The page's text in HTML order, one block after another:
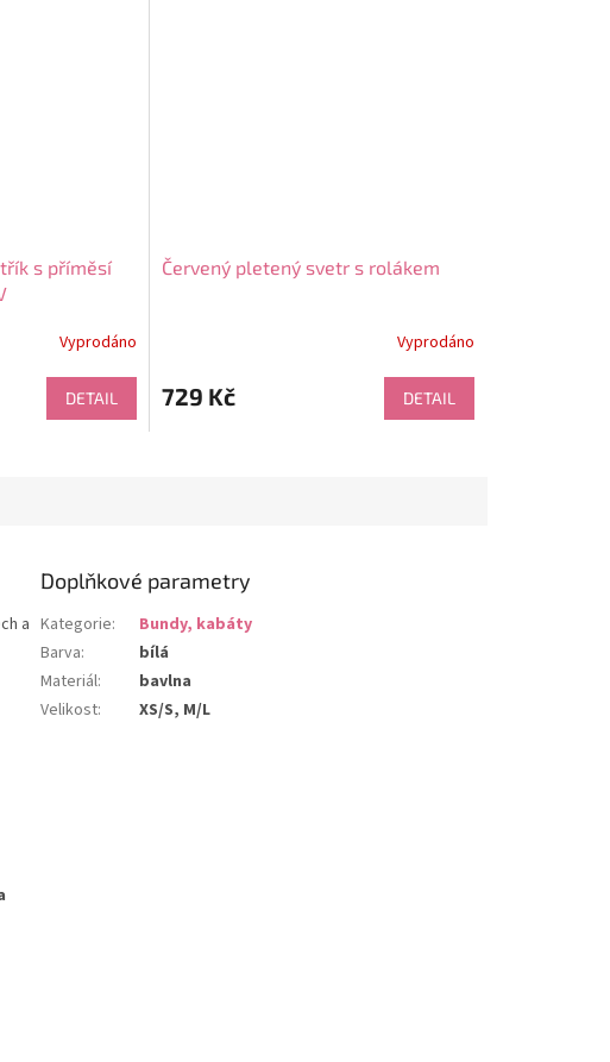
s příměsí
Vyprodáno
DETAIL
Červený pletený svetr s rolákem
Vyprodáno
729 Kč DETAIL
a
Doplňkové parametry
Kategorie:
Bundy, kabáty
Barva:
bílá
Materiál:
bavlna
Velikost: XS/S, M/L